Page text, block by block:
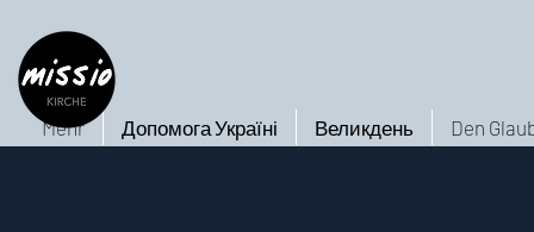
Den
Великдень
Допомога Україні
Mehr